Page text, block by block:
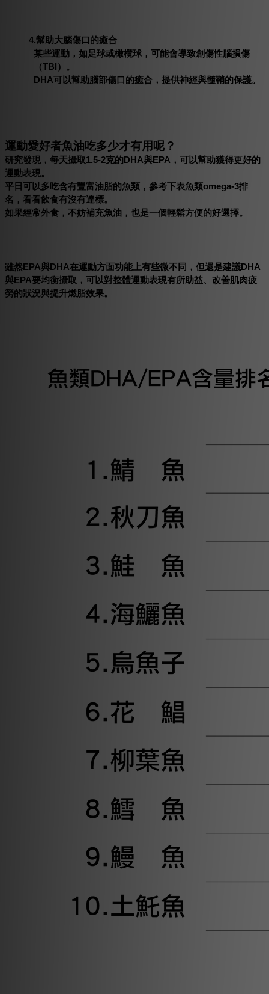
4.幫助大腦傷口的癒合
某些運動，如足球或橄欖球，可能會導致創傷性腦損傷
（TBI）。
DHA可以幫助腦部傷口的癒合，提供神經與髓鞘的保護。
運動愛好者魚油吃多少才有用呢？
研究發現，每天攝取1.5-2克的DHA與EPA，可以幫助獲得更好的
運動表現。
平日可以多吃含有豐富油脂的魚類，參考下表魚類omega-3排
名，看看飲食有沒有達標。
如果經常外食，不妨補充魚油，也是一個輕鬆方便的好選擇。
雖然EPA與DHA在運動方面功能上有些微不同，但還是建議DHA
與EPA要均衡攝取，可以對整體運動表現有所助益、改善肌肉疲
勞的狀況與提升燃脂效果。